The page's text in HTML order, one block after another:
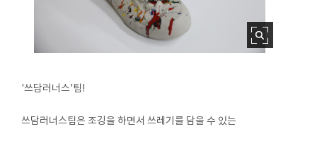
'쓰담러너스'팀!
쓰담러너스팀은 조깅을 하면서 쓰레기를 담을 수 있는